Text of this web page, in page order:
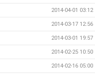
2014-04-01 03:12
2014-03-17 12:56
2014-03-01 19:57
2014-02-25 10:50
2014-02-16 05:00